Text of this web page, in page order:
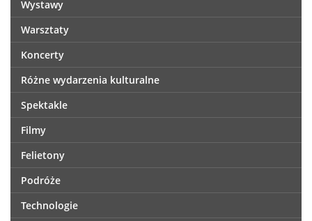
Wystawy
Warsztaty
Koncerty
Różne wydarzenia kulturalne
Spektakle
Filmy
Felietony
Podróże
Technologie